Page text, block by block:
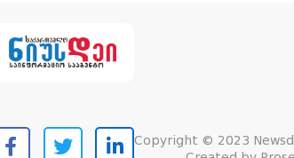
Copyright © 2023